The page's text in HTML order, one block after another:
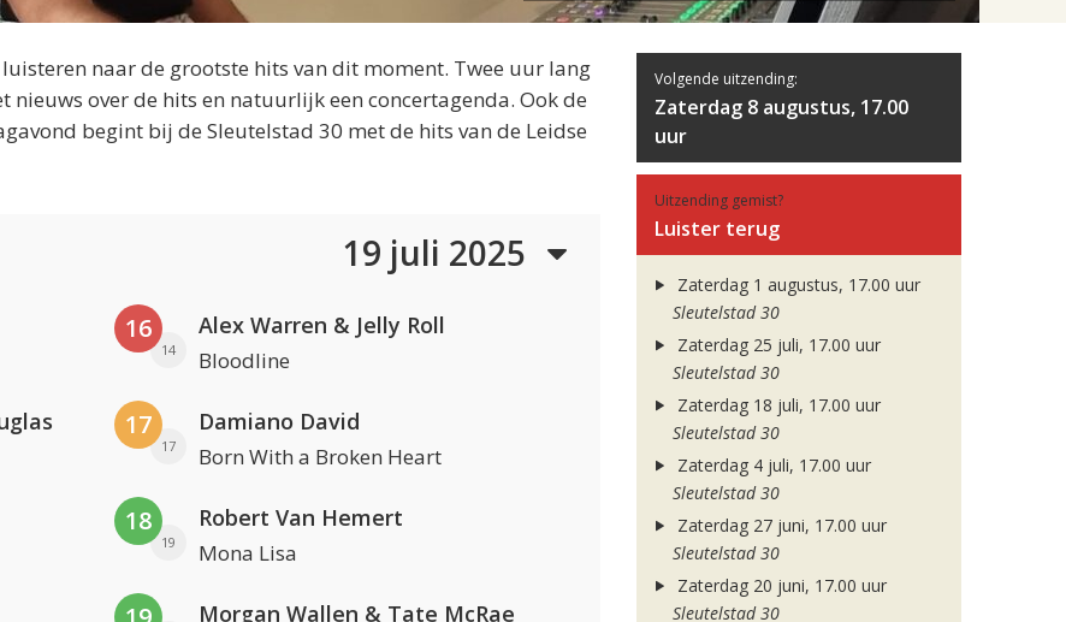
naar de grootste hits van dit moment. Twee uur lang
over de hits en natuurlijk een concertagenda. Ook de
begint bij de Sleutelstad 30 met de hits van de Leidse
19 juli 2025
16
14
Alex Warren & Jelly Roll
Bloodline
17
17
Damiano David
Born With a Broken Heart
18
19
Robert Van Hemert
Mona Lisa
Morgan Wallen & Tate McRae
Volgende uitzending:
Zaterdag 8 augustus, 17.00
uur
Uitzending gemist?
Luister terug
Zaterdag 1 augustus, 17.00 uur
Sleutelstad 30
Zaterdag 25 juli, 17.00 uur
Sleutelstad 30
Zaterdag 18 juli, 17.00 uur
Sleutelstad 30
Zaterdag 4 juli, 17.00 uur
Sleutelstad 30
Zaterdag 27 juni, 17.00 uur
Sleutelstad 30
Zaterdag 20 juni, 17.00 uur
Sleutelstad 30